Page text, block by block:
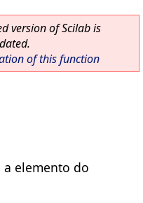
version of Scilab is
of this function
a elemento do